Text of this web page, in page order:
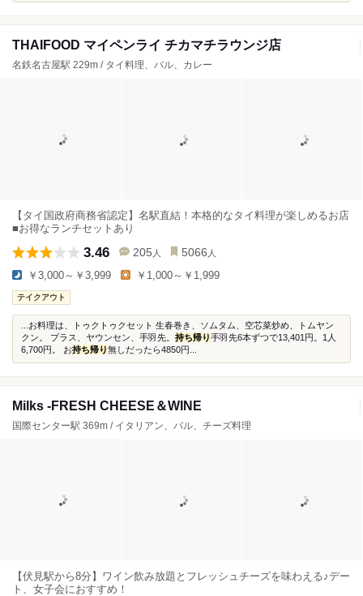
THAIFOOD マイペンライ チカマチラウンジ店
名鉄名古屋駅 229m / タイ料理、バル、カレー
【タイ国政府商務省認定】名駅直結！本格的なタイ料理が楽しめるお店
■お得なランチセットあり
3.46 205 人 5066 人
￥3,000～￥3,999 ￥1,000～￥1,999
テイクアウト
...お料理は、トゥクトゥクセット 生春巻き、ソムタム、空芯菜炒め、トムヤン
クン。 プラス、ヤウンセン、手羽先。 持ち帰り手羽先6本ずつで13,401円。1人
6,700円。 お持ち帰り無しだったら4850円...
Milks -FRESH CHEESE＆WINE
国際センター駅 369m / イタリアン、バル、チーズ料理
【伏見駅から8分】ワイン飲み放題とフレッシュチーズを味わえる♪デー
ト、女子会におすすめ！